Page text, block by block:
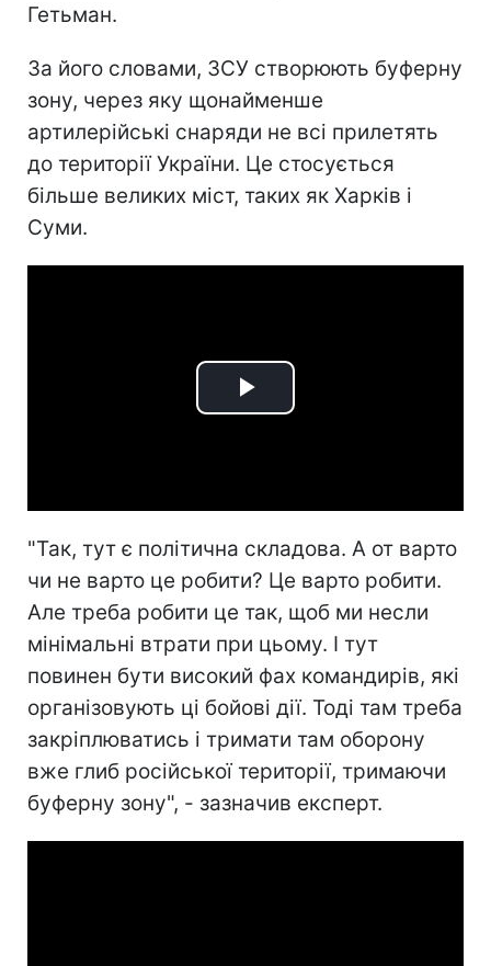
Гетьман.
За його словами, ЗСУ створюють буферну
зону, через яку щонайменше
артилерійські снаряди не всі прилетять
до території України. Це стосується
більше великих міст, таких як Харків і
Суми.
Play
"Так, тут є політична складова. А от варто
чи не варто це робити? Це варто робити.
Але треба робити це так, щоб ми несли
мінімальні втрати при цьому. І тут
повинен бути високий фах командирів, які
організовують ці бойові дії. Тоді там треба
закріплюватись і тримати там оборону
вже глиб російської території, тримаючи
буферну зону", - зазначив експерт.